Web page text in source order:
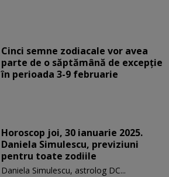
Cinci semne zodiacale vor avea
parte de o săptămână de excepție
în perioada 3-9 februarie
Horoscop joi, 30 ianuarie 2025.
Daniela Simulescu, previziuni
pentru toate zodiile
Daniela Simulescu, astrolog DC...